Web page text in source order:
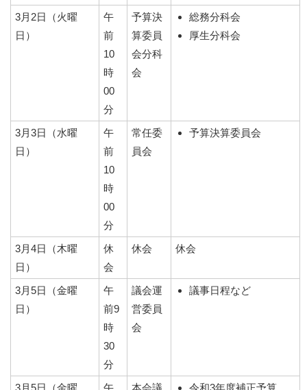
3月2日（火曜
日）
午
前
10
時
00
分
予算決
算委員
会分科
会
総務分科会
厚生分科会
3月3日（水曜
日）
午
前
10
時
00
分
常任委
員会
予算決算委員会
3月4日（木曜
日）
休
会
休会 休会
3月5日（金曜
日）
午
前9
時
30
分
議会運
営委員
会
議事日程など
3月5日（金曜 午 本会議 令和3年度補正予算